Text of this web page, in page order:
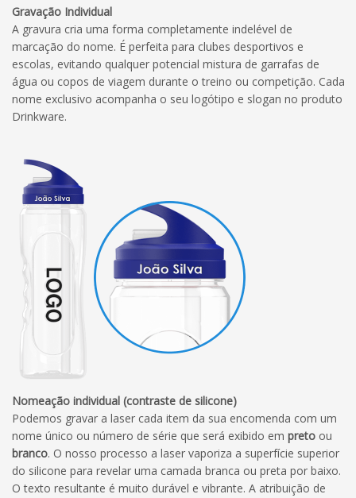
Gravação Individual
A gravura cria uma forma completamente indelével de
marcação do nome. É perfeita para clubes desportivos e
escolas, evitando qualquer potencial mistura de garrafas de
água ou copos de viagem durante o treino ou competição. Cada
nome exclusivo acompanha o seu logótipo e slogan no produto
Drinkware.
Nomeação individual (contraste de silicone)
Podemos gravar a laser cada item da sua encomenda com um
nome único ou número de série que será exibido em preto ou
branco. O nosso processo a laser vaporiza a superfície superior
do silicone para revelar uma camada branca ou preta por baixo.
O texto resultante é muito durável e vibrante. A atribuição de